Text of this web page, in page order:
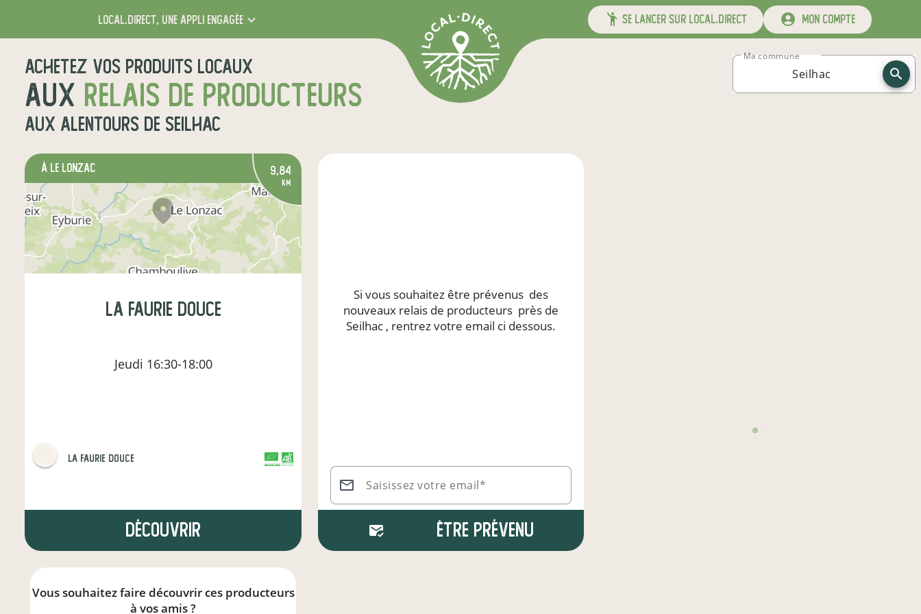
local.direct, une appli engagée se lancer sur local.direct mon compte
Achetez vos produits locaux
aux relais de producteurs
aux alentours de Seilhac
Ma commune
à Le Lonzac 9,84
km
La Faurie Douce
Jeudi 16:30-18:00
La Faurie Douce
Découvrir
Si vous souhaitez être prévenus des
nouveaux relais de producteurs près de
Seilhac , rentrez votre email ci dessous.
Saisissez votre email*
Être prévenu
Vous souhaitez faire découvrir ces producteurs
à vos amis ?